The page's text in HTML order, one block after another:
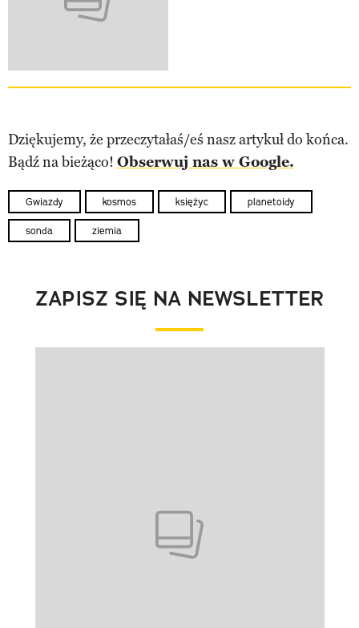
Dziękujemy, że przeczytałaś/eś nasz artykuł do końca.
Bądź na bieżąco! Obserwuj nas w Google.
Gwiazdy kosmos księżyc planetoidy
sonda ziemia
ZAPISZ SIĘ NA NEWSLETTER